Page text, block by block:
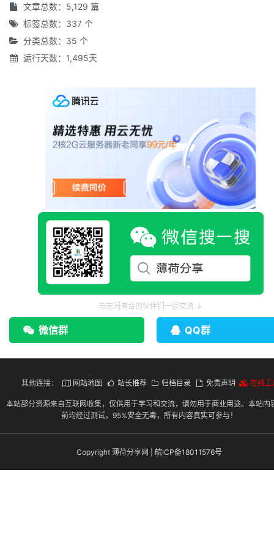
文章总数：5,129 篇
标签总数：337 个
分类总数：35 个
运行天数：1,495天
与志同道合的伙伴们一起交流 ↓
微信群 QQ群
其他连接： 网站地图 站长推荐 归档目录 免责声明 在线工
本站部分资源来自互联网收集，仅供用于学习和交流，请勿用于商业用途。本站内
前均经过测试，95%安全无毒，所有内容真实可参与！
Copyright 薄荷分享网 | 皖ICP备18011576号